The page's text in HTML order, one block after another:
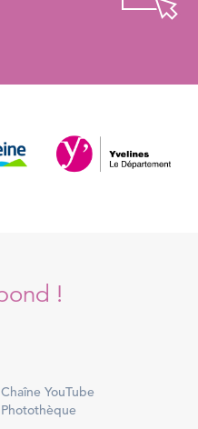
!
Chaîne YouTube
Photothèque